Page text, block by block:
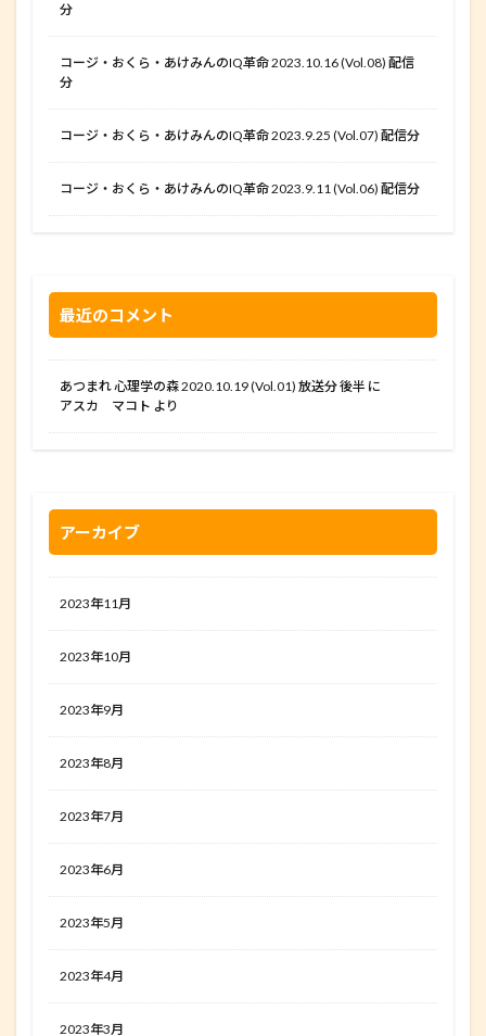
分
コージ・おくら・あけみんのIQ革命 2023.10.16 (Vol.08) 配信
分
コージ・おくら・あけみんのIQ革命 2023.9.25 (Vol.07) 配信分
コージ・おくら・あけみんのIQ革命 2023.9.11 (Vol.06) 配信分
最近のコメント
あつまれ 心理学の森 2020.10.19 (Vol.01) 放送分 後半 に
アスカ マコト より
アーカイブ
2023年11月
2023年10月
2023年9月
2023年8月
2023年7月
2023年6月
2023年5月
2023年4月
2023年3月